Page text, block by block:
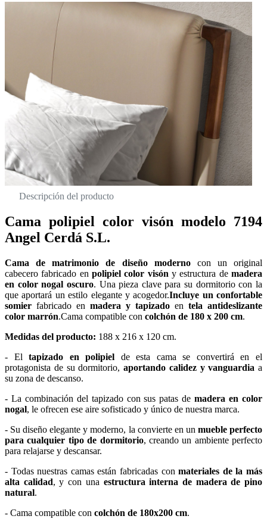
Descripción del producto
Cama polipiel color visón modelo 7194
Angel Cerdá S.L.
Cama de matrimonio de diseño modernocon un original
cabecero fabricado en polipiel color visón y estructura demadera
en color nogal oscuro. Una pieza clave para su dormitorio con la
que aportará un estilo elegante y acogedor.Incluye un confortable
somier fabricado en madera y tapizado en tela antideslizante
color marrón.Cama compatible con colchón de 180 x 200 cm.
Medidas del producto: 188 x 216 x 120 cm.
- Eltapizado en polipiel de esta cama se convertirá en el
protagonista de su dormitorio, aportando calidez y vanguardia a
su zona de descanso.
- La combinación del tapizado con sus patas demadera en color
nogal, le ofrecen ese aire sofisticado y único de nuestra marca.
- Su diseño elegante y moderno, la convierte en un mueble perfecto
para cualquier tipo de dormitorio, creando un ambiente perfecto
para relajarse y descansar.
- Todas nuestras camas están fabricadas conmateriales de la más
alta calidad, y con una estructura interna de madera de pino
natural.
- Cama compatible con colchón de 180x200 cm.